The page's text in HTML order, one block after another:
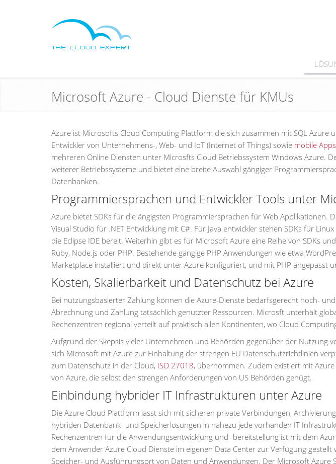
Microsoft Azure - Cloud Dienste für KMUs
Azure ist Microsofts Cloud Computing Plattform die sich zusammen mit SQL Azure
Entwickler von Unternehmens-, Web- und IoT (Internet of Things) sowie mobile Apps
mehreren Online Diensten unter Microsfts Cloud Betriebssystem Windows Azure.
weiterer Betriebssysteme und bietet eine breite Auswahl gängiger
Datenbanken.
Programmiersprachen und Entwickler Tools unter
Azure bietet SDKs für die ängigsten Programmiersprachen für Web Applikationen.
Visual Studio für .NET Entwicklung mit C#. Für Java entwickler stehen SDKs für
die Eclipse IDE bereit. Weiterhin gibt es für Microsoft Azure eine Reihe von SDKs
Ruby, Node.js oder PHP. Bestehende gängige PHP Anwendungen wie etwa
Marketplace installiert und direkt unter Azure konfiguriert, und mit PHP angepasst
Kosten, Skalierbarkeit und Datenschutz bei Azure
Bei nutzungsbasierter Zahlung können die Azure-Dienste bedarfsgerecht hoch-
Abrechnung und Zahlung tatsächlich genutzter Ressourcen. Microsft unterhält
Rechenzentren regional verteilt auf praktisch allen Kontinenten, wo Cloud
Aufgrund der Skepsis vieler Unternehmen und Behörden gegenüber der Nutzung
sich Microsoft mit Azure zur Einhaltung der strengen EU Datenschutzrichtlinien
zum Datenschutz in der Cloud, ISO 27018, übernommen. Zudem existiert mit
von Azure, die selbst den strengen Anforderungen von US Behörden genügt.
Einbindung hybrider IT Infrastrukturen unter Azure
Die Azure Cloud Plattform lässt sich mit sicheren private Verbindungen,
hybriden Datenbank- und Speicherlösungen in nahezu jede vorhanden IT
Rechenzentren für die Anwendungsentwicklung und -bereitstellung ist mit dem
dem Anwender Azure Cloud Dienste im eigenen Data Center zur Verfügung
Speicher- und Ausführungsort von Daten und Anwendungen. Der Microsoft Azure